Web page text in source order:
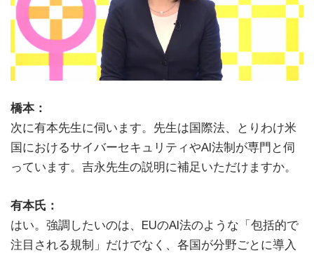
橋本：
次に有本先生に伺います。先生は国際法、とりわけ米
国におけるサイバーセキュリティやAI法制が専門と伺
っています。吉永先生の説明に補足いただけますか。
有本氏：
はい。強調したいのは、EUのAI法のような「包括的で
注目される規制」だけでなく、各国が分野ごとに導入